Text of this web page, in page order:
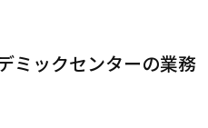
ミックセンターの業務